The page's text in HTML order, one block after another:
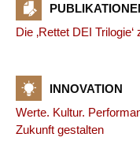
Die ‚Rettet DEI
INNOVATION
Werte. Kultur.
Zukunft gestalten